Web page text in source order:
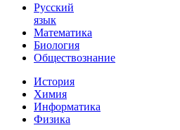
Русский
язык
Математика
Биология
Обществознание
История
Химия
Информатика
Физика